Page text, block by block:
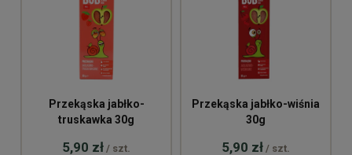
Przekąska jabłko-
truskawka 30g
5,90 zł / szt.
Przekąska jabłko-wiśnia
30g
5,90 zł / szt.